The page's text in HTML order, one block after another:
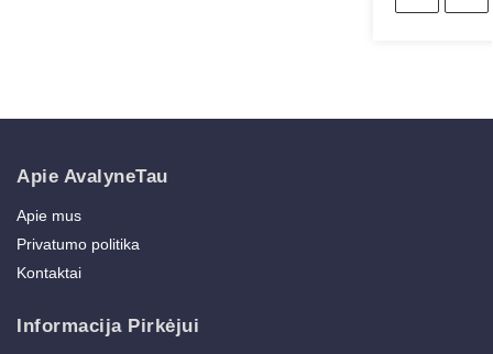
Apie AvalyneTau
Apie mus
Privatumo politika
Kontaktai
Informacija Pirkėjui